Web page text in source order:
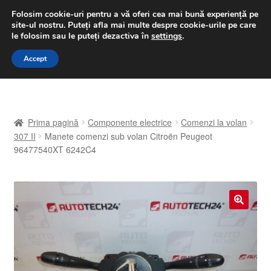
LIVRARE de la 33 lei
luni-vineri 9 a.m. - 4 p.m.031 229 6816
Sari
Sari
A lua legatura
Finalizare comandă
Prima pagină Componente electrice
Comenzi la volan
307 II
Manete comenzi sub volan Citroën Peugeot
96477540XT 6242C4
Folosim cookie-uri pentru a vă oferi cea mai bună experiență pe
site-ul nostru. Puteți afla mai multe despre cookie-urile pe care
le folosim sau le puteți dezactiva în settings.
Accept